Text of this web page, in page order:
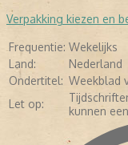
Verpakking kiezen en
Frequentie: Wekelijks
Land:
Nederland
Ondertitel: Weekblad
Let op:
kunnen